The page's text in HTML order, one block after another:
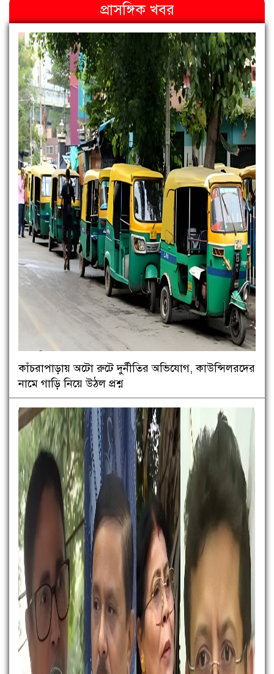
প্রাসঙ্গিক খবর
কাঁচরাপাড়ায় অটো রুটে দুর্নীতির অভিযোগ, কাউন্সিলরদের
নামে গাড়ি নিয়ে উঠল প্রশ্ন